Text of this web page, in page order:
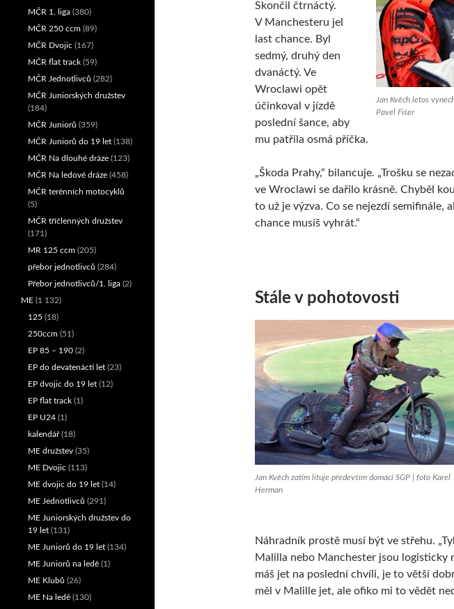
Jan Kvěch letos
Pavel Fišer
Skončil čtrnáctý.
V Manchesteru jel
last chance. Byl
sedmý, druhý den
dvanáctý. Ve
Wroclawi opět
účinkoval v jízdě
poslední šance, aby
mu patřila osmá příčka.
„Škoda Prahy,“ bilancuje. „Trošku se
ve Wroclawi se dařilo krásně. Chyběl
to už je výzva. Co se nejezdí semifinále,
chance musíš vyhrát.“
Stále v pohotovosti
Jan Kvěch zatím lituje především domácí SGP | foto Karel
Herman
Náhradník prostě musí být ve střehu.
Malilla nebo Manchester jsou logisticky
máš jet na poslední chvíli, je to větší
měl v Malille jet, ale ofiko mi to vědět
MČR 1. liga (380)
MČR 250 ccm (89)
MČR Dvojic (167)
MČR flat track (59)
MČR Jednotlivců (282)
MČR Juniorských družstev
(184)
MČR Juniorů (359)
MČR Juniorů do 19 let (138)
MČR Na dlouhé dráze (123)
MČR Na ledové dráze (458)
MČR terénních motocyklů
(5)
MČR tříčlenných družstev
(171)
MR 125 ccm (205)
přebor jednotlivců (284)
Přebor jednotlivců/1. liga (2)
ME (1 132)
125 (18)
250ccm (51)
EP 85 – 190 (2)
EP do devatenácti let (23)
EP dvojic do 19 let (12)
EP flat track (1)
EP U24 (1)
kalendář(18)
ME družstev (35)
ME Dvojic (113)
ME dvojic do 19 let (14)
ME Jednotlivců (291)
ME Juniorských družstev do
19 let (131)
ME Juniorů do 19 let (134)
ME Juniorů na ledě (1)
ME Klubů (26)
ME Na ledě (130)